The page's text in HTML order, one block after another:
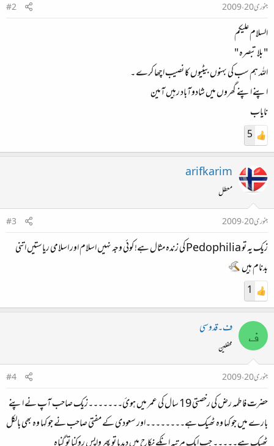
جنوری 20، 2009
#2
السلام علیکم
" بلا تبصرہ ‌"
اللہ ہم سب کی بہنوں بیٹیوں کا نصیب اچھا کرے ۔
اپنے اپنے گھروں میں شادوآباد رہیں آمین
نایاب
5
arifkarim
معطل
جنوری 20، 2009
#3
زیک یہ تو Pedophilia کی زندہ مثال ہے! کوئی وجہ نہیں اسلام اور اسلامی ریاستیں اتنی
بدنام ہیں
1
ف ف۔قدوسی
محفلین
جنوری 20، 2009
#4
حضرت فاطمہ رض کی رخصتی 19 سال کی عمر میں ہوئ۔۔۔۔۔۔۔زیک صاحب آپ نے اپنے
بارے میں جو کہا وہ ٹھیک ہے۔۔۔۔۔۔۔۔اور سعودی کے مفتی صاحب نے جو کہا وہ بھی بالکل